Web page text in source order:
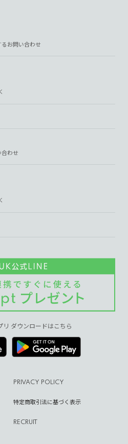
お問い合わせ
わせ
ダウンロードはこちら
PRIVACY POLICY
特定商取引法に基づく表示
RECRUIT